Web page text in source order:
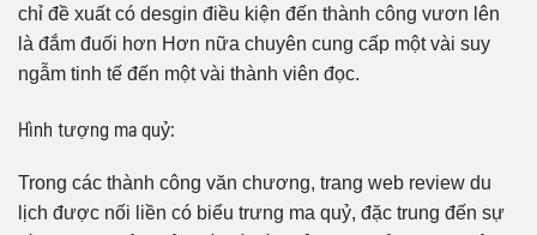
chỉ đề xuất có desgin điều kiện đến thành công vươn lên
là đắm đuối hơn Hơn nữa chuyên cung cấp một vài suy
ngẫm tinh tế đến một vài thành viên đọc.
Hình tượng ma quỷ:
Trong các thành công văn chương, trang web review du
lịch được nối liền có biểu trưng ma quỷ, đặc trung đến sự